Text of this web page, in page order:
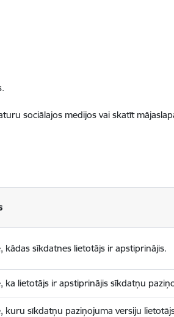
sociālajos medijos vai skatīt
kādas sīkdatnes lietotājs ir apstiprinājis.
ka lietotājs ir apstiprinājis sīkdatņu
kuru sīkdatņu paziņojuma versiju